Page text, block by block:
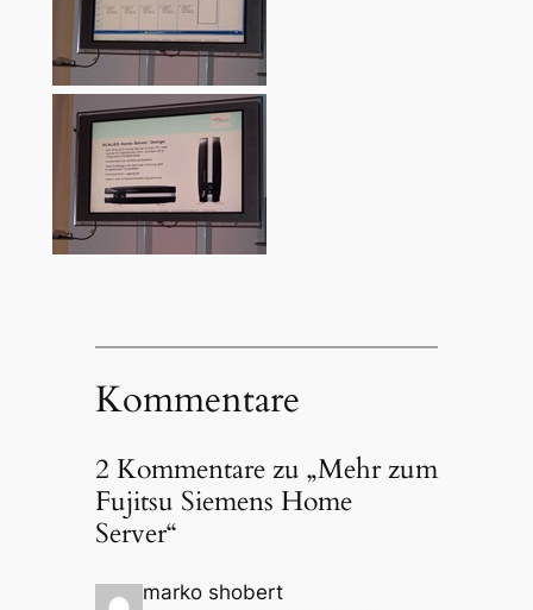
Kommentare
2 Kommentare zu „Mehr zum
Fujitsu Siemens Home
Server“
marko shobert